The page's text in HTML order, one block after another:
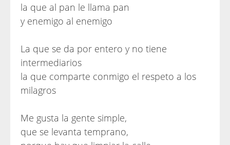
la que al pan le llama pan
y enemigo al enemigo
La que se da por entero y no tiene
intermediarios
la que comparte conmigo el respeto a los
milagros
Me gusta la gente simple,
que se levanta temprano,